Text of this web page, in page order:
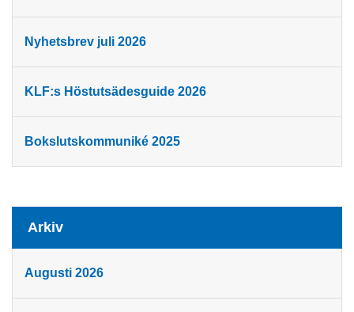
Nyhetsbrev juli 2026
KLF:s Höstutsädesguide 2026
Bokslutskommuniké 2025
Arkiv
Augusti 2026